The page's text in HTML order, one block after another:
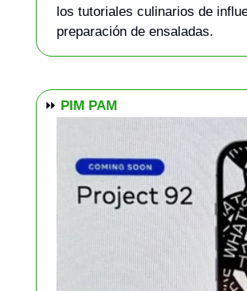
los tutoriales culinarios de
preparación de ensaladas.
⏩ PIM PAM